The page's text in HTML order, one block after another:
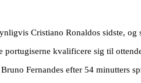
Cristiano Ronaldos sidste,
portugiserne kvalificere sig til
Fernandes efter 54 minutters